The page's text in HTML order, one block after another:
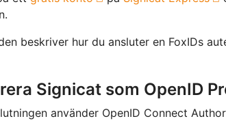
beskriver hur du ansluter en FoxIDs
Signicat som OpenID
använder OpenID Connect